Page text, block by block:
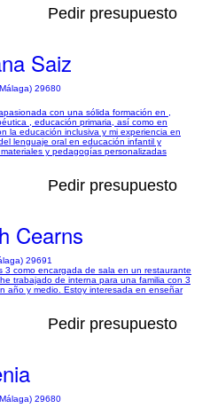
Pedir presupuesto
Saiz
29680
con una sólida formación en ,
, educación primaria, así como en
la educación inclusiva y mi experiencia en
lenguaje oral en educación infantil y
y pedagogías personalizadas
Pedir presupuesto
Cearns
29691
3 como encargada de sala en un restaurante
trabajado de interna para una familia con 3
año y medio. Estoy interesada en enseñar
Pedir presupuesto
29680